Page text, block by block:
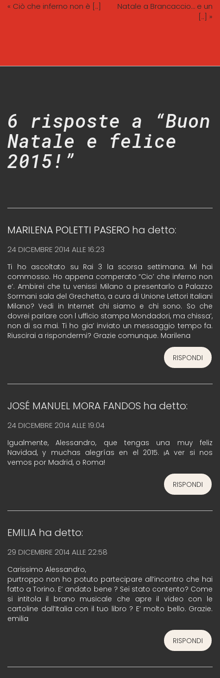
« Ciò che inferno non è [..]
Natale a Brancaccio… e un
[..] »
6 risposte a “Buon
Natale e felice
2015!”
MARILENA POLETTI PASERO ha detto:
24 DICEMBRE 2014 ALLE 16:23
Ti ho ascoltato su Rai 3 la scorsa settimana. Mi hai
commosso. Ho appena comperato “Cio’ che inferno non
e’. Ambirei che tu venissi Milano a presentarlo a Palazzo
Sormani sala del Grechetto, a cura di Unione Lettori Italiani
Milano? Vedi in Internet chi siamo e chi sono. So che
dovrei parlare con l ufficio stampa Mondadori, ma chissa’,
non di sa mai. Ti ho gia’ inviato un messaggio tempo fa.
Riuscirai a rispondermi? Grazie comunque. Marilena
RISPONDI
JOSÉ MANUEL MORA FANDOS ha detto:
24 DICEMBRE 2014 ALLE 19:04
Igualmente, Alessandro, que tengas una muy feliz
Navidad, y muchas alegrías en el 2015. ¡A ver si nos
vemos por Madrid, o Roma!
RISPONDI
EMILIA ha detto:
29 DICEMBRE 2014 ALLE 22:58
Carissimo Alessandro,
purtroppo non ho potuto partecipare all’incontro che hai
fatto a Torino. E’ andato bene ? Sei stato contento? Come
si intitola il brano musicale che apre il video con le
cartoline dall’Italia con il tuo libro ? E’ molto bello. Grazie.
emilia
RISPONDI